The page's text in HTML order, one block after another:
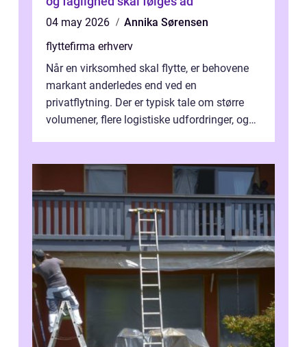
04 may 2026
Annika Sørensen
flyttefirma erhverv
Når en virksomhed skal flytte, er behovene
markant anderledes end ved en
privatflytning. Der er typisk tale om større
volumener, flere logistiske udfordringer, og